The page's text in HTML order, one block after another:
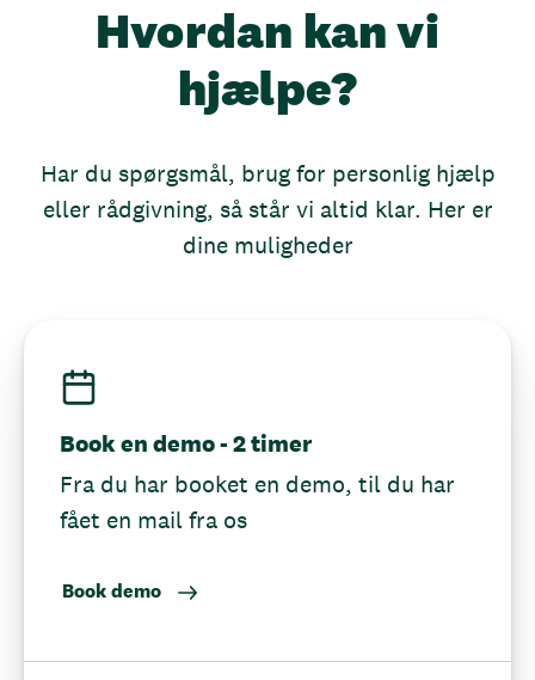
Hvordan kan vi
hjælpe?
Har du spørgsmål, brug for personlig hjælp
eller rådgivning, så står vi altid klar. Her er
dine muligheder
Book en demo - 2 timer
Fra du har booket en demo, til du har
fået en mail fra os
Book demo